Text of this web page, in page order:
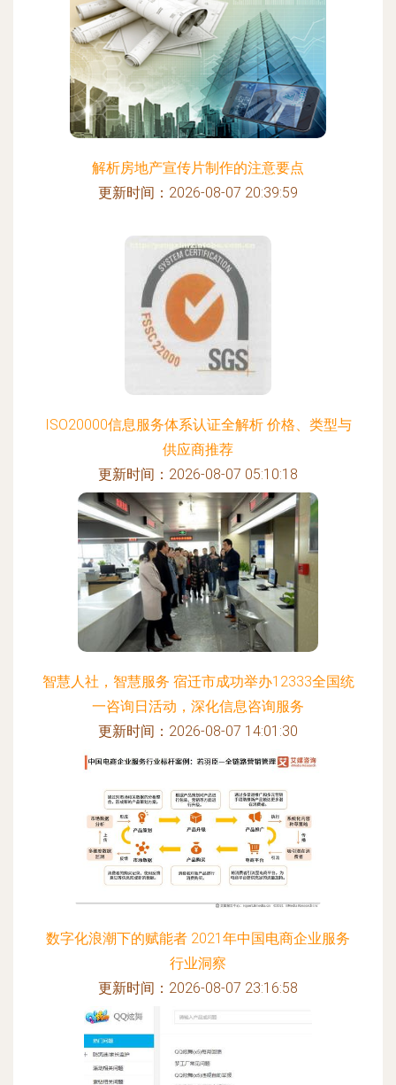
解析房地产宣传片制作的注意要点
更新时间：2026-08-07 20:39:59
ISO20000信息服务体系认证全解析 价格、类型与
供应商推荐
更新时间：2026-08-07 05:10:18
智慧人社，智慧服务 宿迁市成功举办12333全国统
一咨询日活动，深化信息咨询服务
更新时间：2026-08-07 14:01:30
数字化浪潮下的赋能者 2021年中国电商企业服务
行业洞察
更新时间：2026-08-07 23:16:58